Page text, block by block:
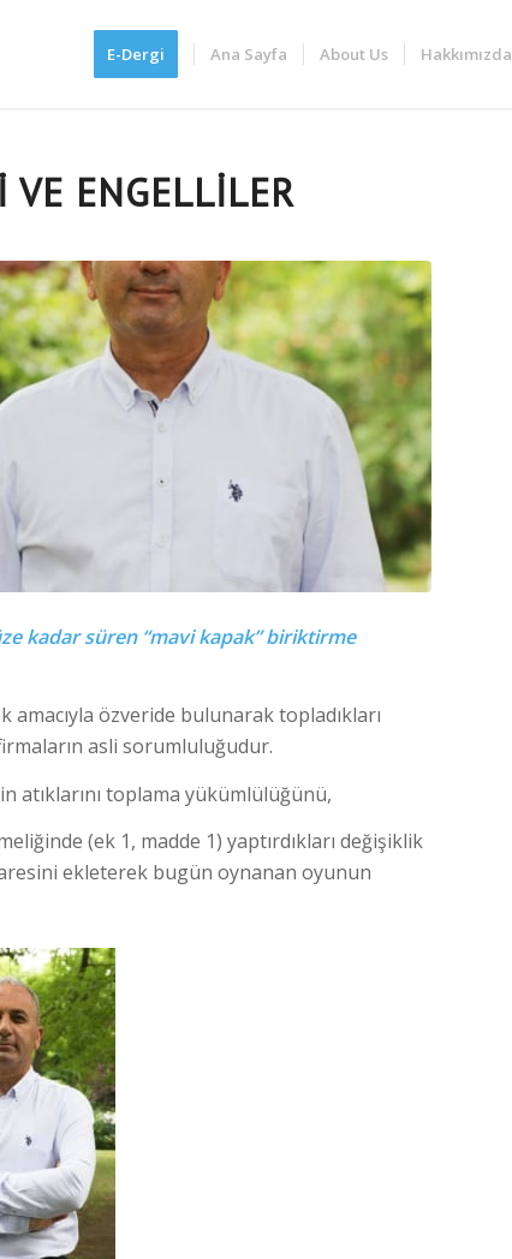
E-Dergi Ana Sayfa About Us Hakkımızda
VE ENGELLİLER
kadar süren “mavi kapak” biriktirme
özveride bulunarak topladıkları
asli sorumluluğudur.
toplama yükümlülüğünü,
(ek 1, madde 1) yaptırdıkları değişiklik
ekleterek bugün oynanan oyunun